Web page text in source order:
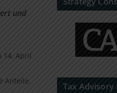
und
14. April
Anteile,
Tax Advisory